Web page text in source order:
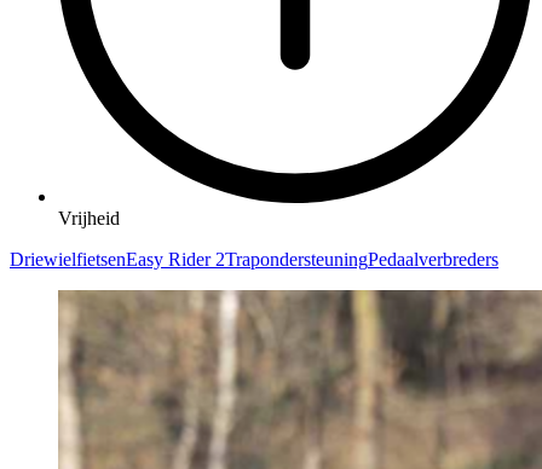
Vrijheid
DriewielfietsenEasy Rider 2TrapondersteuningPedaalverbreders